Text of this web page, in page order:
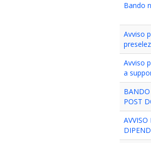
Bando
Avviso
Avviso
a
POST